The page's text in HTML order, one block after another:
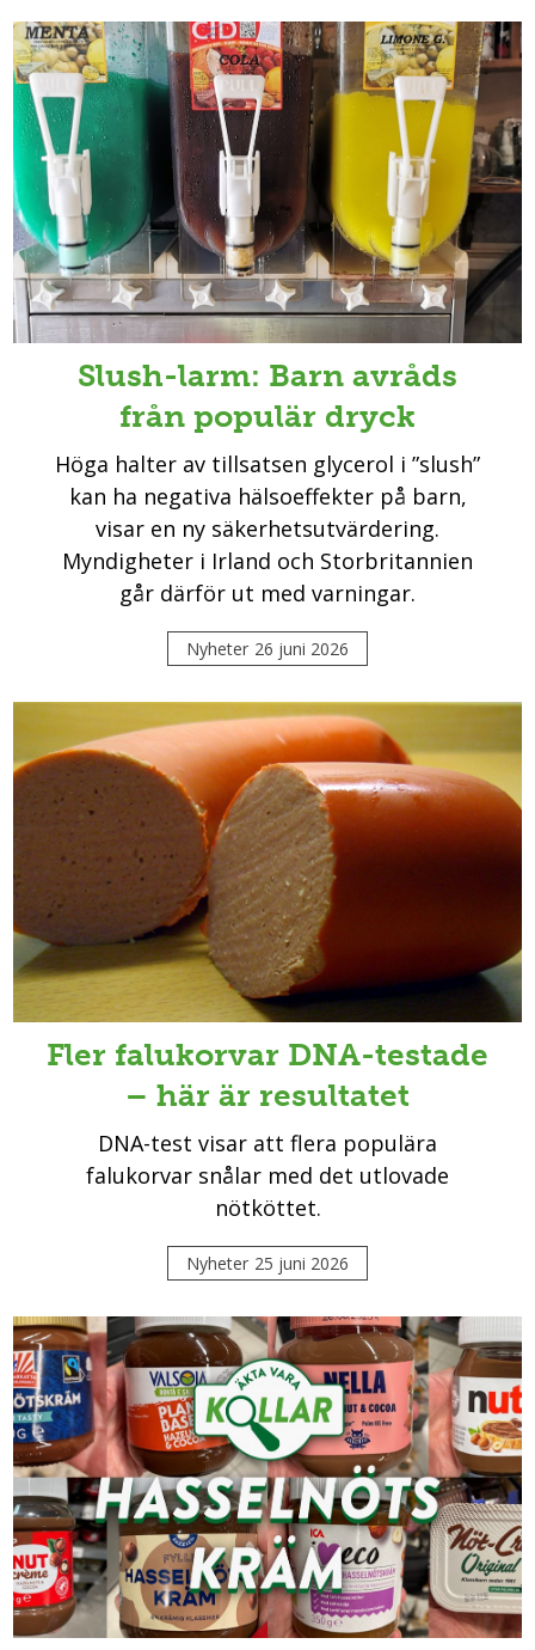
Slush-larm: Barn avråds
från populär dryck
Höga halter av tillsatsen glycerol i ”slush”
kan ha negativa hälsoeffekter på barn,
visar en ny säkerhetsutvärdering.
Myndigheter i Irland och Storbritannien
går därför ut med varningar.
Nyheter 26 juni 2026
Fler falukorvar DNA-testade
– här är resultatet
DNA-test visar att flera populära
falukorvar snålar med det utlovade
nötköttet.
Nyheter 25 juni 2026